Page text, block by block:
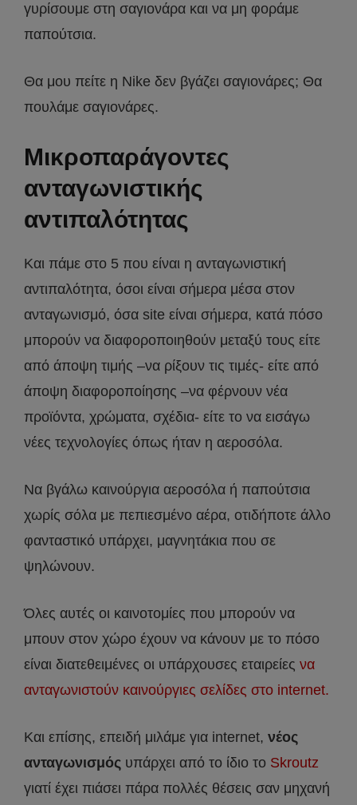
γυρίσουμε στη σαγιονάρα και να μη φοράμε
παπούτσια.
Θα μου πείτε η Nike δεν βγάζει σαγιονάρες; Θα
πουλάμε σαγιονάρες.
Μικροπαράγοντες
ανταγωνιστικής
αντιπαλότητας
Και πάμε στο 5 που είναι η ανταγωνιστική
αντιπαλότητα, όσοι είναι σήμερα μέσα στον
ανταγωνισμό, όσα site είναι σήμερα, κατά πόσο
μπορούν να διαφοροποιηθούν μεταξύ τους είτε
από άποψη τιμής –να ρίξουν τις τιμές- είτε από
άποψη διαφοροποίησης –να φέρνουν νέα
προϊόντα, χρώματα, σχέδια- είτε το να εισάγω
νέες τεχνολογίες όπως ήταν η αεροσόλα.
Να βγάλω καινούργια αεροσόλα ή παπούτσια
χωρίς σόλα με πεπιεσμένο αέρα, οτιδήποτε άλλο
φανταστικό υπάρχει, μαγνητάκια που σε
ψηλώνουν.
Όλες αυτές οι καινοτομίες που μπορούν να
μπουν στον χώρο έχουν να κάνουν με το πόσο
είναι διατεθειμένες οι υπάρχουσες εταιρείες να
ανταγωνιστούν καινούργιες σελίδες στο internet.
Και επίσης, επειδή μιλάμε για internet, νέος
ανταγωνισμός υπάρχει από το ίδιο το Skroutz
γιατί έχει πιάσει πάρα πολλές θέσεις σαν μηχανή